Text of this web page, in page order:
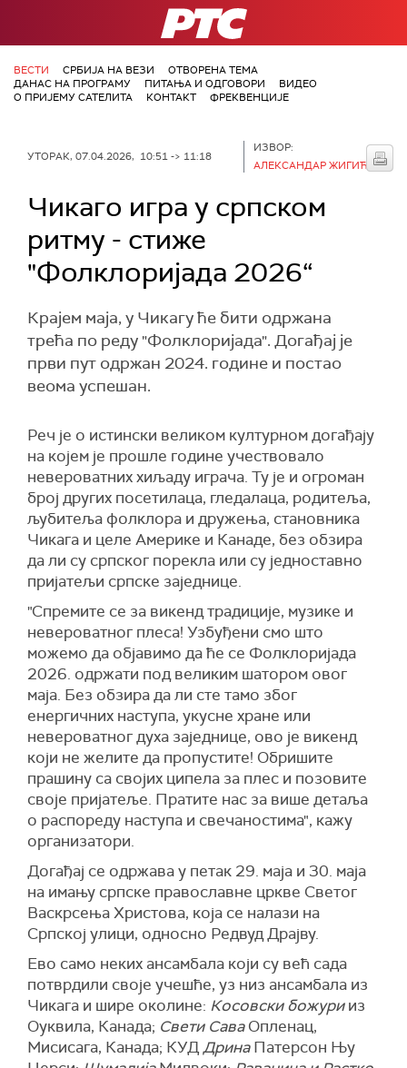
РТС
ВЕСТИ СРБИЈА НА ВЕЗИ
ОТВОРЕНА ТЕМА
ДАНАС НА ПРОГРАМУ
ПИТАЊА И ОДГОВОРИ
ВИДЕО
О ПРИЈЕМУ САТЕЛИТА
КОНТАКТ ФРЕКВЕНЦИЈЕ
УТОРАК, 07.04.2026, 10:51 -> 11:18
ИЗВОР:
АЛЕКСАНДАР ЖИГИЋ
Чикаго игра у српском
ритму - стиже
"Фолклоријада 2026“
Крајем маја, у Чикагу ће бити одржана
трећа по реду "Фолклоријада". Догађај је
први пут одржан 2024. године и постао
веома успешан.
Реч је о истински великом културном догађају
на којем је прошле године учествовало
невероватних хиљаду играча. Ту је и огроман
број других посетилаца, гледалаца, родитеља,
љубитеља фолклора и дружења, становника
Чикага и целе Америке и Канаде, без обзира
да ли су српског порекла или су једноставно
пријатељи српске заједнице.
"Спремите се за викенд традиције, музике и
невероватног плеса! Узбуђени смо што
можемо да објавимо да ће се Фолклоријада
2026. одржати под великим шатором овог
маја. Без обзира да ли сте тамо због
енергичних наступа, укусне хране или
невероватног духа заједнице, ово је викенд
који не желите да пропустите! Обришите
прашину са својих ципела за плес и позовите
своје пријатеље. Пратите нас за више детаља
о распореду наступа и свечаностима", кажу
организатори.
Догађај се одржава у петак 29. маја и 30. маја
на имању српске православне цркве Светог
Васкрсења Христова, која се налази на
Српској улици, односно Редвуд Драјву.
Ево само неких ансамбала који су већ сада
потврдили своје учешће, уз низ ансамбала из
Чикага и шире околине: Косовски божурииз
Оуквила, Канада; Свети СаваОпленац,
Мисисага, Канада; КУДДринаПатерсон Њу